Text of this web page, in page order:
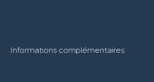
Informations complémentaires